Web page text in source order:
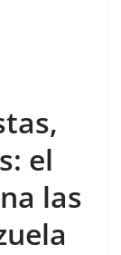
el
las